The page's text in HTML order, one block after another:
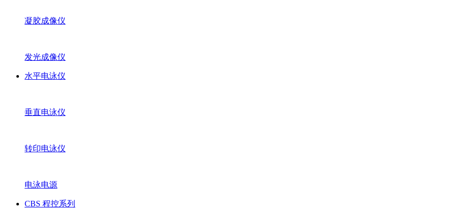
凝胶成像仪
发光成像仪
水平电泳仪
垂直电泳仪
转印电泳仪
电泳电源
CBS 程控系列